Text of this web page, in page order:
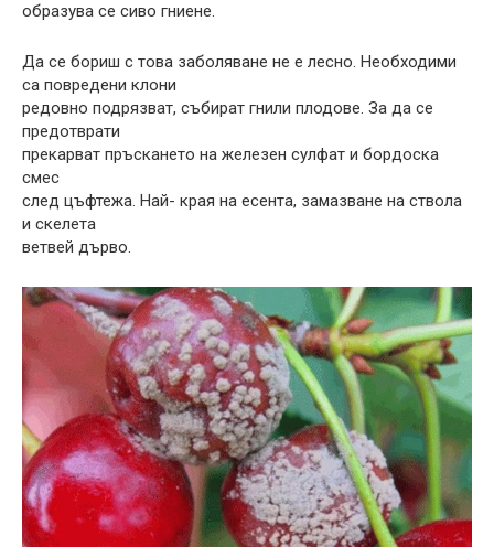
образува се сиво гниене.
Да се ​​бориш с това заболяване не е лесно. Необходими
са повредени клони
редовно подрязват, събират гнили плодове. За да се
предотврати
прекарват пръскането на железен сулфат и бордоска
смес
след цъфтежа. Най- края на есента, замазване на ствола
и скелета
ветвей дърво.